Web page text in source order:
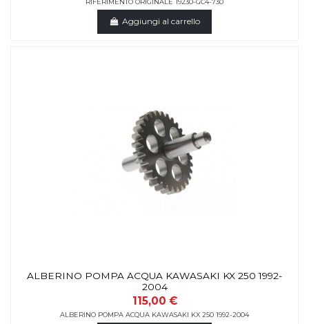
RIFERIMENTO ORIGINALE 19230-GC4-730
Aggiungi al carrello
ALBERINO POMPA ACQUA KAWASAKI KX 250 1992-
2004
115,00 €
ALBERINO POMPA ACQUA KAWASAKI KX 250 1992-2004